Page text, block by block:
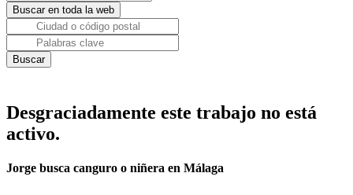
Desgraciadamente este trabajo no está
activo.
Jorge busca canguro o niñera en Málaga